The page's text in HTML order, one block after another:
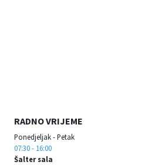
RADNO VRIJEME
Ponedjeljak - Petak
07:30 - 16:00
Šalter sala